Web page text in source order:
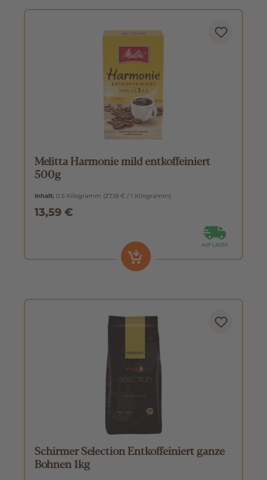
Melitta Harmonie mild entkoffeiniert
500g
Inhalt: 0.5 Kilogramm (27,18 € / 1 Kilogramm)
13,59 €
Schirmer Selection Entkoffeiniert ganze
Bohnen 1kg